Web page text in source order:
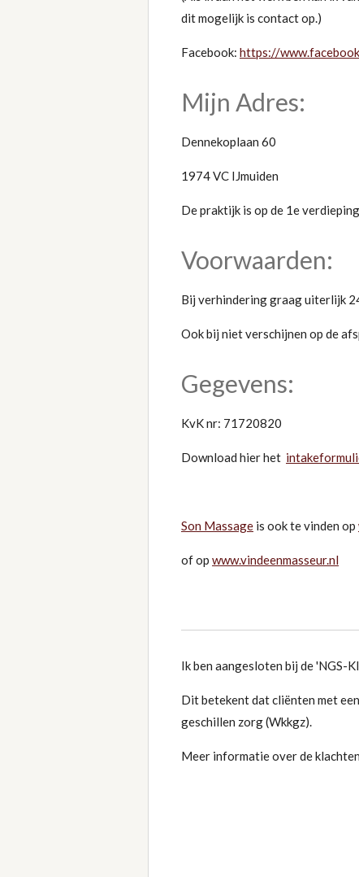
dit mogelijk is contact op.)
Facebook: https://
Mijn Adres:
Dennekoplaan 60
1974 VC IJmuiden
De praktijk is op de 1e
Voorwaarden:
Bij verhindering graag uiterlijk
Ook bij niet verschijnen op de
Gegevens:
KvK nr: 71720820
Download hier het
Son Massage is ook te vinden op
of op www.vindeenmasseur.nl
Ik ben aangesloten bij de 'NGS-
Dit betekent dat cliënten met
geschillen zorg (Wkkgz).
Meer informatie over de